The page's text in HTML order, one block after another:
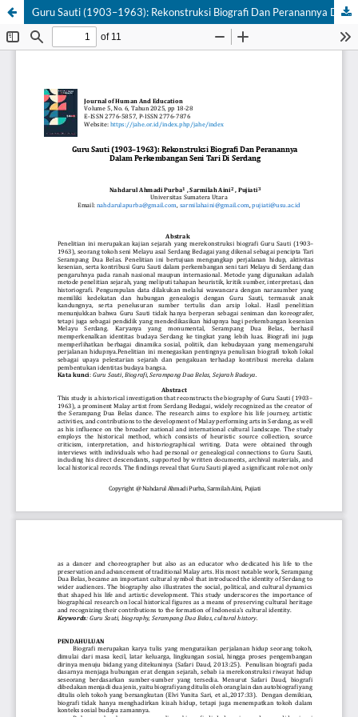
Guru Sauti (1903–1963): Rekonstruksi Biografi Dan Peranannya Dalam Perkembangan Seni Tari Di Serdang